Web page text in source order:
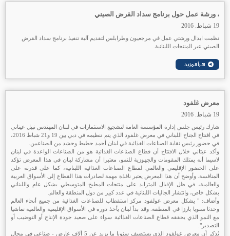
، ورشة عمل حول برنامج سداد القرض الصيني
19 شباط. 2016
نظمت ايدال ورشتي عمل في مرجعيون وطرابلس لتقديم آلية تنفيذ برنامج سداد القرض
الصيني عبر المنتجات اللبنانية.
معرض غلفود
19 شباط. 2016
شارك رئيس جلس إدارة المؤسسة العامة لتشجيع الاستثمارات في لبنان المهندس نبيل عيتاني
في افتتاح الجناح اللبناني في معرض غلفود الذي يتم تنظيمه في دبي بين 19 و21 شباط 2016،
في حضور رئيس نقابة الصناعات الغذائية في لبنان أحمد حطيط وحشد من الصناعيين.
وأكد عيتاني خلال الافتتاح أن قطاع الصناعات الغذائية هو من الصناعات الواعدة في لبنان
لاسيما أنه يمتلك المقومات والجهوزية للنمو، معتبرا أن مشاركة لبنان في هذا المعرض تؤكد
على الحضور الإقليمي والعالمي لقطاع الصناعات الغذائية اللبنانية، كما على قدرته على
المنافسة. وأوضح أن هذا المعرض يعتبر نافذة مهمة لصادرات هذا القطاع إلى الأسواق العربية
والعالمية، في ظل الإقبال المتزايد على منتجات المطبخ المتوسطي بشكل عام واللبناني
بشكل خاص، وانتشار الجاليات اللبنانية في عدد كبير من دول المنطقة والعالم.
وأضاف: " يشكل معرض غولفود مركز استقطاب للصناعات الغذائية من جميع أنحاء العالم
وحدثا سنويا بارزا في المنطقة. وقد بدأ لبنان يأخذ دوره في الأسواق الإقليمية والعالمية تماشيا
مع النمو الذي يحققه قطاع الصناعات الغذائية سواء على صعيد جودة الإنتاج أو التوضيب أو
التصدير".
يُذكر أن معرض غولفود الذي يستضيف سنويا ما يزيد عن 5 ألاف عارض - صناعي في مجال